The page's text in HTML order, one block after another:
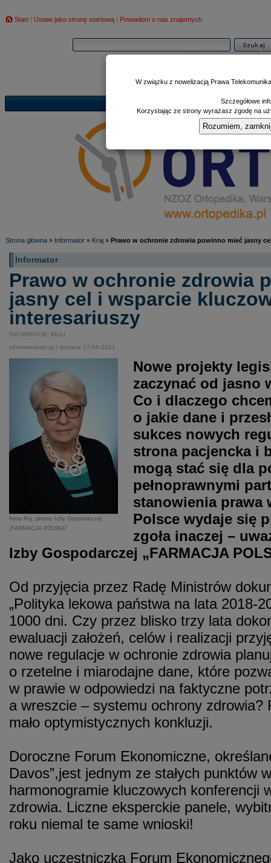
Start | Ustaw jako stronę startową | Powiadom o nas znajomych
Poczekalnia|
Strona główna » Informator » Kraj » Prawo w ochronie zdrowia powinno mieć jasny
Informator
Prawo w ochronie zdrowia
jasny cel i wsparcie
interesariuszy
INFORMATOR. KRAJ
zdrowemiasto.pl | dodane 17-08-2021
Irena Rej, prezes Izby Gospodarczej
„FARMACJA POLSKA”.
Nowe projekty
zaczynać od jasno
Co i dlaczego
o jakie dane i
sukces nowych
strona pacjencka i
mogą stać się dla
pełnoprawnymi
stanowienia prawa
Polsce wydaje się
zgoła inaczej –
Izby Gospodarczej „FARMACJA
Od przyjęcia przez Radę Ministrów
„Polityka lekowa państwa na lata 2018-
1000 dni. Czy przez blisko trzy lata
ewaluacji założeń, celów i realizacji
nowe regulacje w ochronie zdrowia
o rzetelne i miarodajne dane, które
w prawie w odpowiedzi na faktyczne
a wreszcie – systemu ochrony zdrowia?
mało optymistycznych konkluzji.
Doroczne Forum Ekonomiczne,
Davos”,jest jednym ze stałych punktów
harmonogramie kluczowych konferencji
zdrowia. Liczne eksperckie panele,
roku niemal te same wnioski!
Jako uczestniczka Forum
W związku z nowelizacją Prawa
Szczegółowe
Korzystając ze strony wyrażasz zgodę na
Rozumiem,